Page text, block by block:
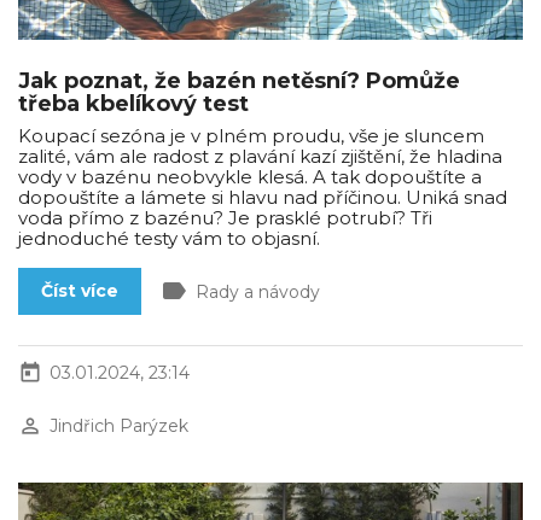
Jak poznat, že bazén netěsní? Pomůže
třeba kbelíkový test
Koupací sezóna je v plném proudu, vše je sluncem
zalité, vám ale radost z plavání kazí zjištění, že hladina
vody v bazénu neobvykle klesá. A tak dopouštíte a
dopouštíte a lámete si hlavu nad příčinou. Uniká snad
voda přímo z bazénu? Je prasklé potrubí? Tři
jednoduché testy vám to objasní.
Číst více label Rady a návody
today 03.01.2024, 23:14
perm_identity Jindřich Parýzek